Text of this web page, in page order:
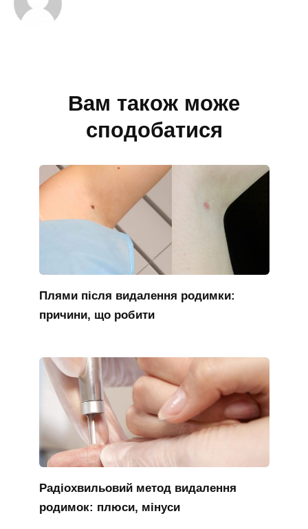
Вам також може
сподобатися
Плями після видалення родимки:
причини, що робити
Радіохвильовий метод видалення
родимок: плюси, мінуси